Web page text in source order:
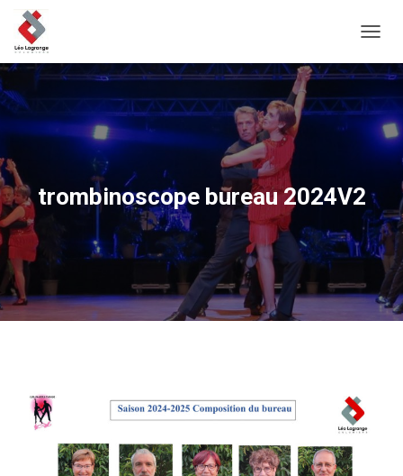
É
P
L
I
N
A
V
I
T
I
trombinoscope bureau 2024V2